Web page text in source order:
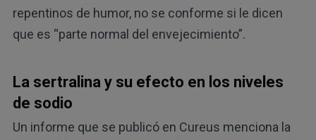
repentinos de humor, no se conforme si le dicen
que es “parte normal del envejecimiento”.
La sertralina y su efecto en los niveles
de sodio
Un informe que se publicó en Cureus menciona la